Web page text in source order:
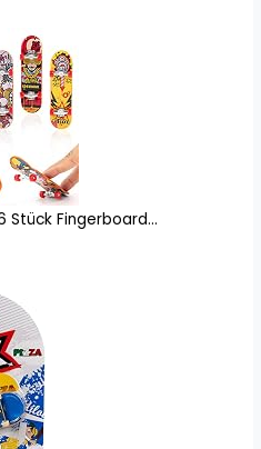
Stück Fingerboard...